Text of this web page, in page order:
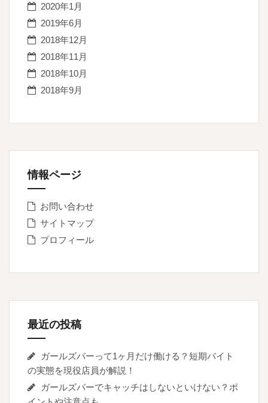
2020年1月
2019年6月
2018年12月
2018年11月
2018年10月
2018年9月
情報ページ
お問い合わせ
サイトマップ
プロフィール
最近の投稿
ガールズバーって1ヶ月だけ働ける？短期バイト
の実態を現役店員が解説！
ガールズバーでキャッチはしないといけない？ポ